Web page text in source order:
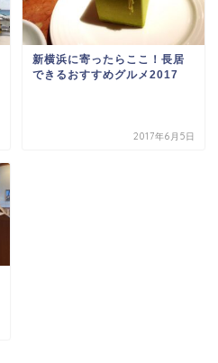
新横浜に寄ったらここ！長居
できるおすすめグルメ2017
2017年6月5日